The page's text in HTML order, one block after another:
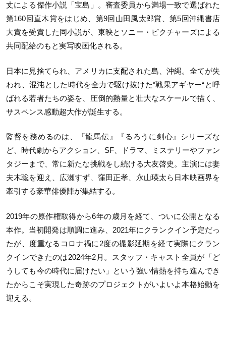
丈による傑作小説「宝島」。審査委員から満場一致で選ばれた
第160回直木賞をはじめ、第9回山田風太郎賞、第5回沖縄書店
大賞を受賞した同小説が、東映とソニー・ピクチャーズによる
共同配給のもと実写映画化される。
日本に見捨てられ、アメリカに支配された島、沖縄。全てが失
われ、混沌とした時代を全力で駆け抜けた‟戦果アギヤー“と呼
ばれる若者たちの姿を、圧倒的熱量と壮大なスケールで描く、
サスペンス感動超大作が誕生する。
監督を務めるのは、『龍馬伝』『るろうに剣心』シリーズな
ど、時代劇からアクション、SF、ドラマ、ミステリーやファン
タジーまで、常に新たな挑戦をし続ける大友啓史。主演には妻
夫木聡を迎え、広瀬すず、窪田正孝、永山瑛太ら日本映画界を
牽引する豪華俳優陣が集結する。
2019年の原作権取得から6年の歳月を経て、ついに公開となる
本作。当初開発は順調に進み、2021年にクランクイン予定だっ
たが、度重なるコロナ禍に2度の撮影延期を経て実際にクラン
クインできたのは2024年2月。スタッフ・キャスト全員が「ど
うしても今の時代に届けたい」という強い情熱を持ち進んでき
たからこそ実現した奇跡のプロジェクトがいよいよ本格始動を
迎える。